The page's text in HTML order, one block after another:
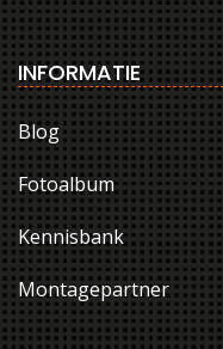
INFORMATIE
Blog
Fotoalbum
Kennisbank
Montagepartner